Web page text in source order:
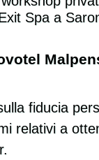
Spa a
fiducia
relativi a